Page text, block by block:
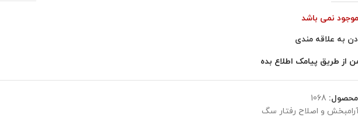
موجود نمی باشد
به علاقه مندی
از طریق پیامک اطلاع بده
1068
و اصلاح رفتار سگ